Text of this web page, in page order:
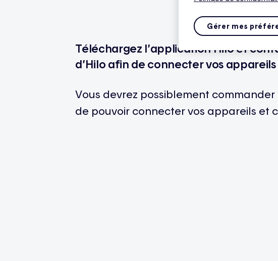
Téléchargez l’application Hilo et
d’Hilo afin de connecter vos
Vous devrez possiblement
de pouvoir connecter vos appareils et
Gérer mes